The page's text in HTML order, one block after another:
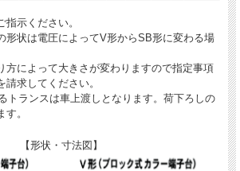
示ください。
形状は電圧によってV形からSB形に変わる場
方によって大きさが変わりますので指定事項
求してください。
トランスは車上渡しとなります。荷下ろしの
。
【形状・寸法図】